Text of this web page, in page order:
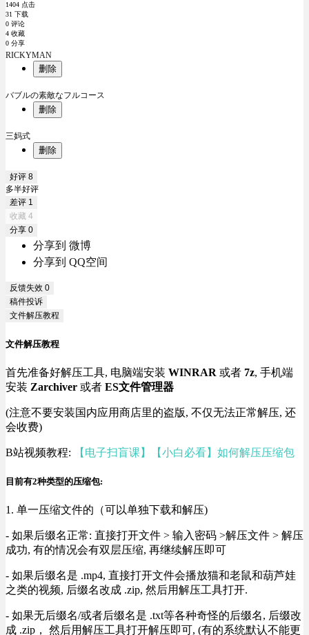
1404 点击
31 下载
0 评论
4 收藏
0 分享
RICKYMAN
删除
バブルの素敵なフルコース
删除
三妈式
删除
好评 8
多半好评
差评 1
收藏 4
分享 0
分享到 微博
分享到 QQ空间
反馈失效 0
稿件投诉
文件解压教程
文件解压教程
首先准备好解压工具, 电脑端安装 WINRAR 或者 7z, 手机端
安装 Zarchiver 或者 ES文件管理器
(注意不要安装国内应用商店里的盗版, 不仅无法正常解压, 还
会收费)
B站视频教程: 【电子扫盲课】【小白必看】如何解压压缩包
目前有2种类型的压缩包:
1. 单一压缩文件的（可以单独下载和解压)
- 如果后缀名正常: 直接打开文件 > 输入密码 >解压文件 > 解压
成功, 有的情况会有双层压缩, 再继续解压即可
- 如果后缀名是 .mp4, 直接打开文件会播放猫和老鼠和葫芦娃
之类的视频, 后缀名改成 .zip, 然后用解压工具打开.
- 如果无后缀名/或者后缀名是 .txt等各种奇怪的后缀名, 后缀改
成 .zip， 然后用解压工具打开解压即可, (有的系统默认不能更